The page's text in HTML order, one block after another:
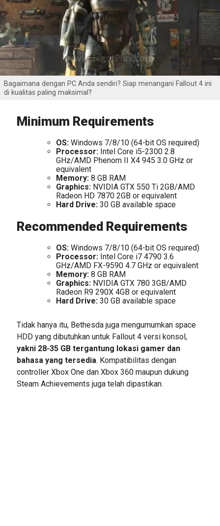
Bagaimana dengan PC Anda sendiri? Siap menangani Fallout 4 ini
di kualitas paling maksimal?
Minimum Requirements
OS:Windows 7/8/10 (64-bit OS required)
Processor:Intel Core i5-2300 2.8
GHz/AMD Phenom II X4 945 3.0 GHz or
equivalent
Memory:8 GB RAM
Graphics:NVIDIA GTX 550 Ti 2GB/AMD
Radeon HD 7870 2GB or equivalent
Hard Drive:30 GB available space
Recommended Requirements
OS:Windows 7/8/10 (64-bit OS required)
Processor:Intel Core i7 4790 3.6
GHz/AMD FX-9590 4.7 GHz or equivalent
Memory:8 GB RAM
Graphics:NVIDIA GTX 780 3GB/AMD
Radeon R9 290X 4GB or equivalent
Hard Drive:30 GB available space
Tidak hanya itu, Bethesda juga mengumumkan space
HDD yang dibutuhkan untuk Fallout 4 versi konsol,
yakni 28-35 GB tergantung lokasi gamer dan
bahasa yang tersedia. Kompatibilitas dengan
controller Xbox One dan Xbox 360 maupun dukung
Steam Achievements juga telah dipastikan.